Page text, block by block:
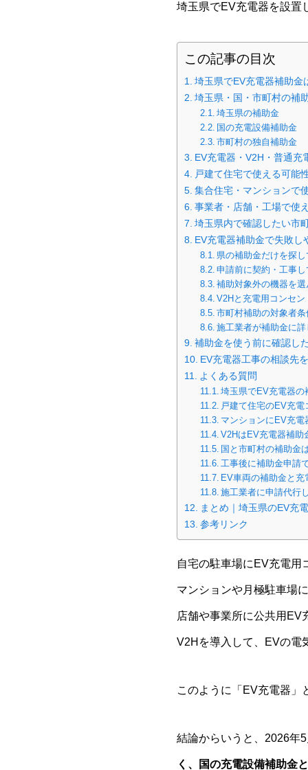
埼玉県でEV充電器を設置
この記事の目次
埼玉県でEV充電器補助金
埼玉県・国・市町村の補
埼玉県の補助金
国の充電設備補助金
市町村の独自補助金
EV充電器・V2H・普通充
戸建て住宅で使える可能
集合住宅・マンションで
事業者・店舗・工場で使
埼玉県内で確認したい市
EV充電器補助金で失敗し
県の補助金だけを探
申請前に契約・工事し
補助対象外の機器を選
V2Hと充電用コンセン
市町村補助の対象者
施工業者が補助金に
補助金を使う前に確認し
EV充電器工事の相談先
よくある質問
埼玉県でEV充電器の
戸建て住宅のEV充電
マンションにEV充電
V2HはEV充電器補助
国と市町村の補助金
工事後に補助金申請
EV車両の補助金と充
施工業者に申請代行
まとめ｜埼玉県のEV充
参考リンク
自宅の駐車場にEV充電用
マンションや月極駐車場
店舗や事業所に公共用EV
V2Hを導入して、EVの電
このように「EV充電器」
結論からいうと、2026年
く、国の充電設備補助金